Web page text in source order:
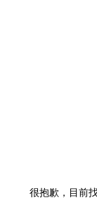
很抱歉，目前